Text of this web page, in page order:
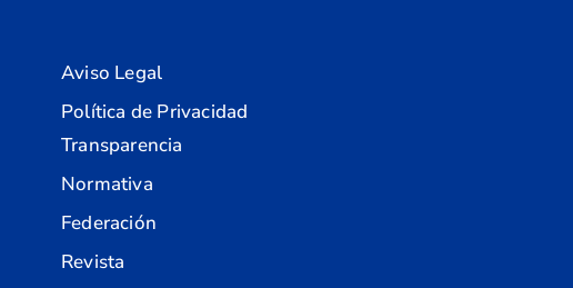
Aviso Legal
Política de Privacidad
Transparencia
Normativa
Federación
Revista